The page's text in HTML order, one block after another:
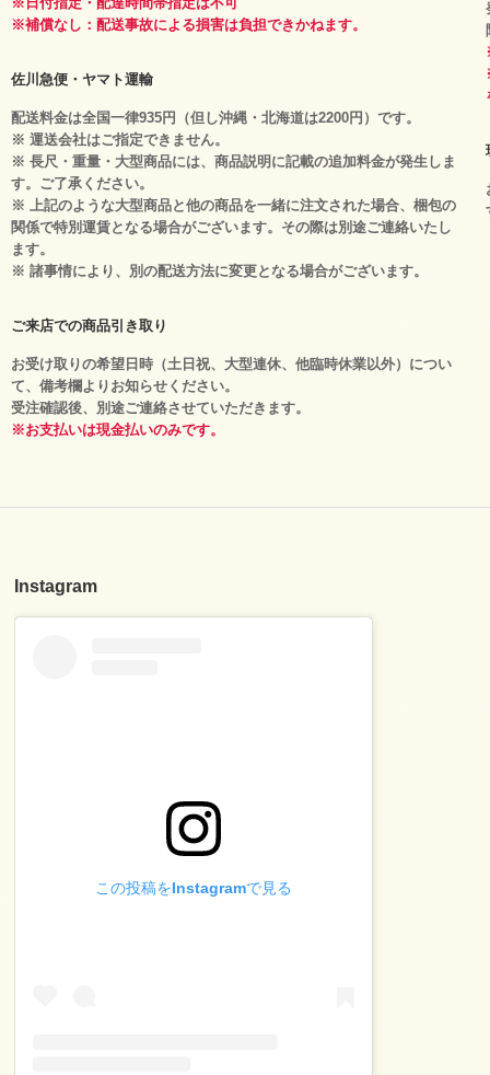
※補償なし：配送事故による損害は負担できかねます。
佐川急便・ヤマト運輸
配送料金は全国一律935円（但し沖縄・北海道は2200円）です。
※ 運送会社はご指定できません。
※ 長尺・重量・大型商品には、商品説明に記載の追加料金が発生しま
す。ご了承ください。
※ 上記のような大型商品と他の商品を一緒に注文された場合、梱包の
関係で特別運賃となる場合がございます。その際は別途ご連絡いたし
ます。
※ 諸事情により、別の配送方法に変更となる場合がございます。
ご来店での商品引き取り
お受け取りの希望日時（土日祝、大型連休、他臨時休業以外）につい
て、備考欄よりお知らせください。
受注確認後、別途ご連絡させていただきます。
※お支払いは現金払いのみです。
Instagram
この投稿をInstagramで見る